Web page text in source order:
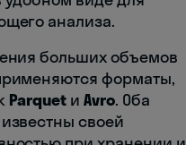
анализа.
больших объемов
форматы,
Parquet иAvro. Оба
своей